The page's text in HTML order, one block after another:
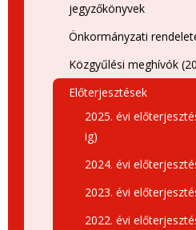
jegyzőkönyvek
Önkormányzati
Közgyűlési meghívók
Előterjesztések
2025. évi
ig)
2024. évi
2023. évi
2022. évi